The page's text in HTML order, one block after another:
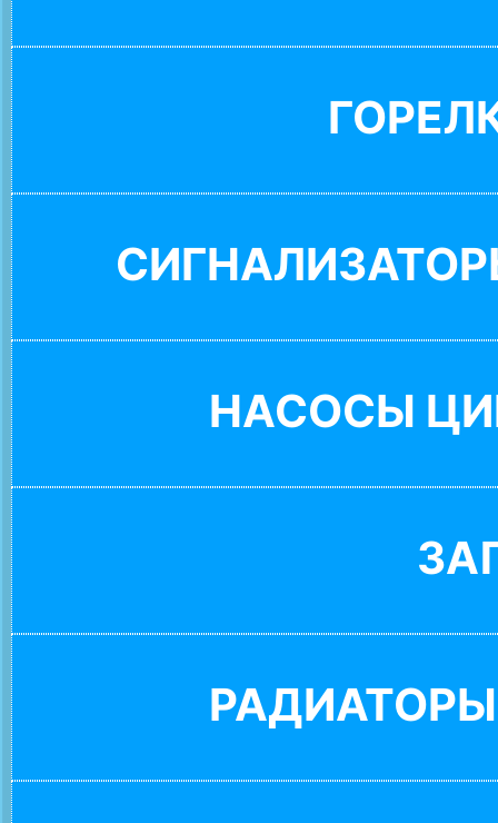
НАСОСЫ